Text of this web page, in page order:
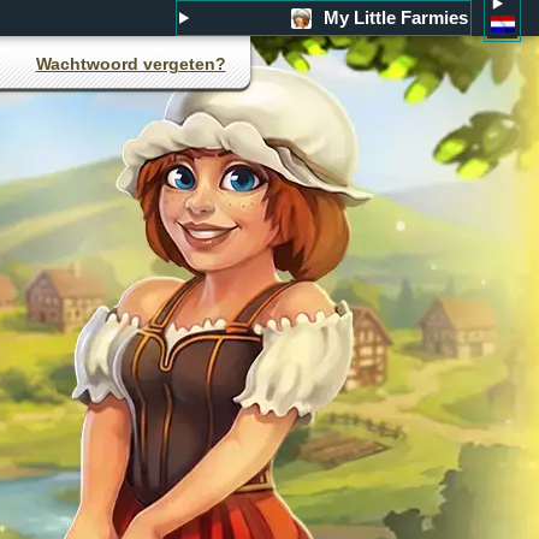
My Little Farmies
Wachtwoord vergeten?